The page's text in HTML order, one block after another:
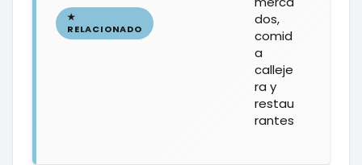
dos,
comid
a
calleje
ra y
restau
rantes